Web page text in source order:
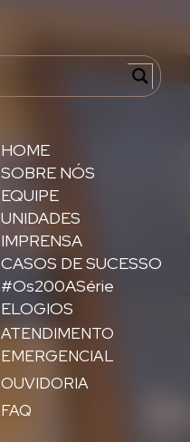
HOME
SOBRE NÓS
EQUIPE
UNIDADES
IMPRENSA
CASOS DE SUCESSO
#Os200ASérie
ELOGIOS
ATENDIMENTO
EMERGENCIAL
OUVIDORIA
FAQ